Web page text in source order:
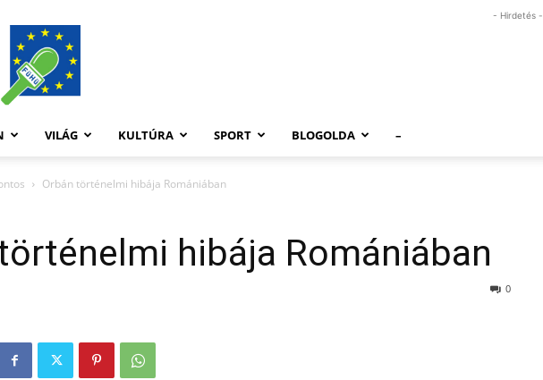
FüHü
- Hirdetés -
VILÁG KULTÚRA SPORT BLOGOLDA –
Orbán történelmi hibája Romániában
hibája Romániában
0